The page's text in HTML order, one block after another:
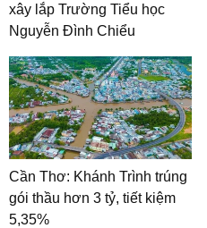
xây lắp Trường Tiểu học
Nguyễn Đình Chiểu
Cần Thơ: Khánh Trình trúng
gói thầu hơn 3 tỷ, tiết kiệm
5,35%